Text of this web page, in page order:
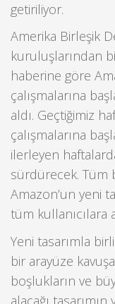
getiriliyor.
Amerika Birleşik
kuruluşlarından
haberine göre
çalışmalarına
aldı. Geçtiğimiz
çalışmalarına
ilerleyen
sürdürecek. Tüm
Amazon’un yeni
tüm kullanıcılara
Yeni tasarımla
bir arayüze
boşlukların ve
alacağı